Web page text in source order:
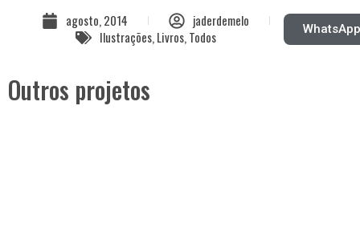
agosto, 2014
jaderdemelo
Ilustrações,Livros,Todos WhatsApp
Outros projetos